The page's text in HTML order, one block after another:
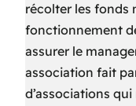
récolter les fonds
fonctionnement
assurer le
association fait
d’associations qui